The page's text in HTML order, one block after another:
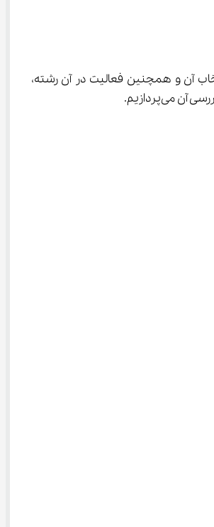
می‌تواند در تصمیم فرد برای انتخاب آن و همچنین فعالیت در آن رشته،